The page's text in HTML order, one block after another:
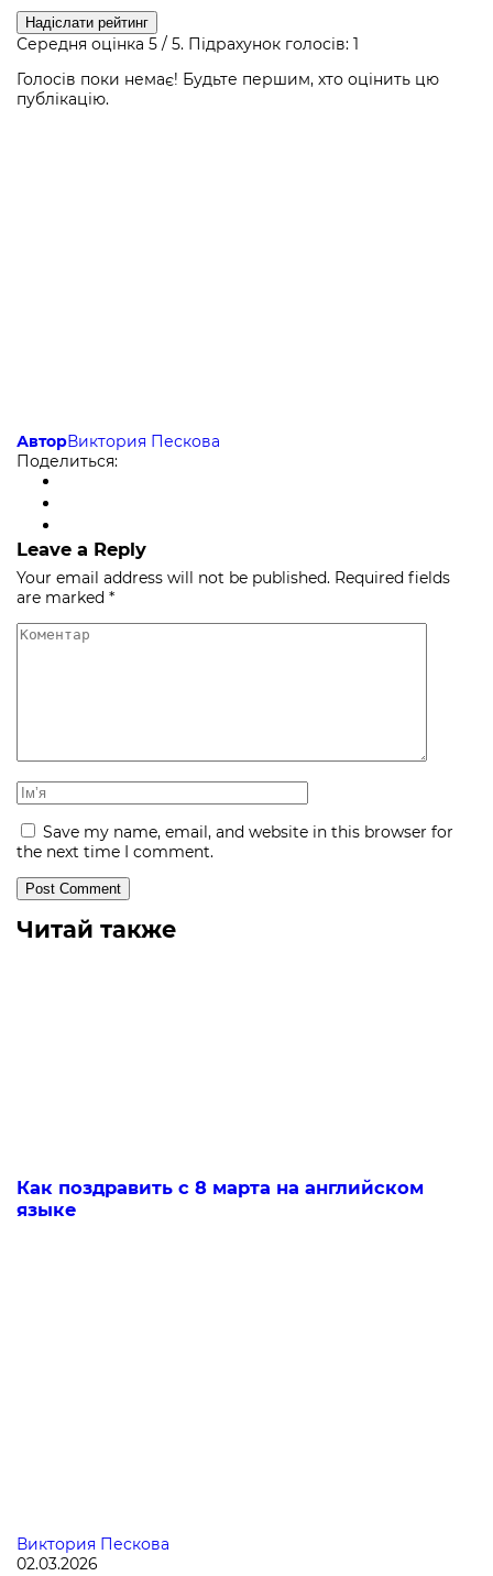
Надіслати рейтинг
Середня оцінка 5 / 5. Підрахунок голосів: 1
Голосів поки немає! Будьте першим, хто оцінить цю
публікацію.
АвторВиктория Пескова
Поделиться:
Leave a Reply
Your email address will not be published. Required fields
are marked *
Save my name, email, and website in this browser for
the next time I comment.
Читай также
Как поздравить с 8 марта на английском
языке
Виктория Пескова
02.03.2026